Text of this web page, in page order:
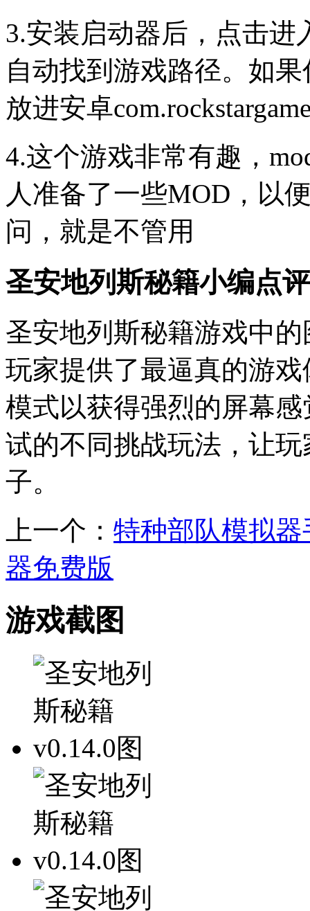
3.安装启动器后，点击
自动找到游戏路径。如
放进安卓
4.这个游戏非常有趣，
人准备了一些MOD，以
问，就是不管用
圣安地列斯秘籍小编点评
圣安地列斯秘籍游戏中
玩家提供了最逼真的游
模式以获得强烈的屏幕
试的不同挑战玩法，让
子。
上一个： 特种部队模拟器
器免费版
游戏截图